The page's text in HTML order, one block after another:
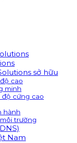
sở hữu
cao
minh
độ cứng cao
hành
trường
Nam